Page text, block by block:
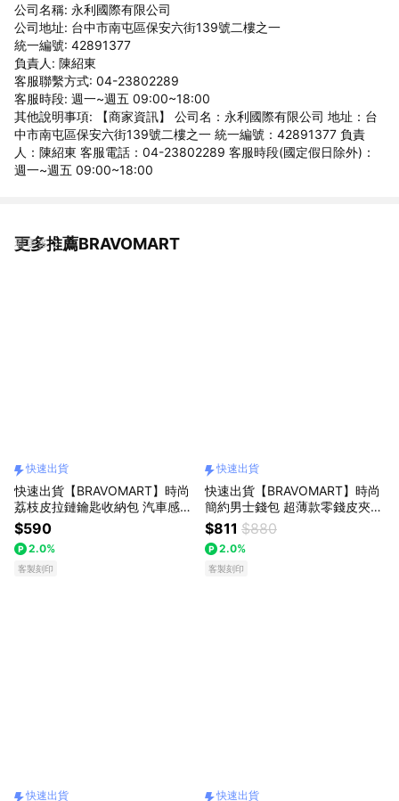
公司名稱: 永利國際有限公司
公司地址: 台中市南屯區保安六街139號二樓之一
統一編號: 42891377
負責人: 陳紹東
客服聯繫方式: 04-23802289
客服時段: 週一~週五 09:00~18:00
其他說明事項: 【商家資訊】 公司名：永利國際有限公司 地址：台
中市南屯區保安六街139號二樓之一 統一編號：42891377 負責
人：陳紹東 客服電話：04-23802289 客服時段(國定假日除外)：
週一~週五 09:00~18:00
更多推薦BRAVOMART
看更多
快速出貨
快速出貨【BRAVOMART】時尚
荔枝皮拉鏈鑰匙收納包 汽車感應
扣收納 零錢包 客製化刻字 生日
禮物 送禮推薦 男生禮物 現貨 巨
蟹座 禮物獨家 新品上市 送給男
生 真皮皮夾 獅子座
$590
2.0%
客製刻印
快速出貨
快速出貨【BRAVOMART】時尚
簡約男士錢包 超薄款零錢皮夾
短夾 送禮首選 免費客製化刻字
生日禮物 送禮推薦 男生禮物 巨
蟹座 禮物獨家 新品上市 送給男
生 真皮皮夾 獅子座
$811 $880
2.0%
客製刻印
快速出貨 快速出貨